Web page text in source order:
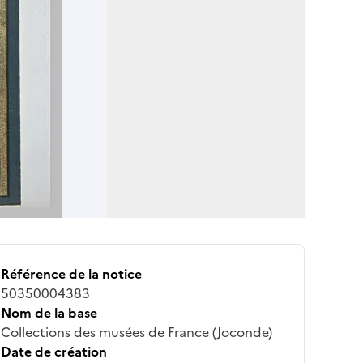
Référence de la notice
50350004383
Nom de la base
Collections des musées de France (Joconde)
Date de création